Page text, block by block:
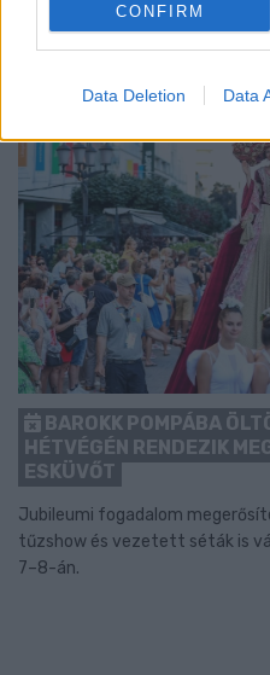
CONFIRM
Data Deletion Data
BAROKK POMPÁBA
HÉTVÉGÉN RENDEZIK
ESKÜVŐT
Jubileumi fogadalom
tűzshow és vezetett séták is
7–8-án.